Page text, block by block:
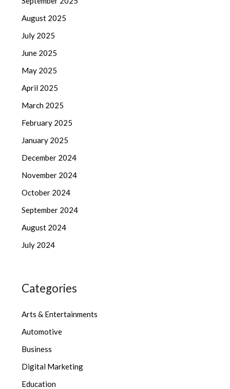
August 2025
July 2025
June 2025
May 2025
April 2025
March 2025
February 2025
January 2025
December 2024
November 2024
October 2024
September 2024
August 2024
July 2024
Categories
Arts & Entertainments
Automotive
Business
Digital Marketing
Education